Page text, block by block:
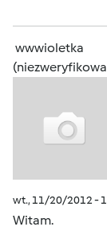
wwwioletka
wt., 11/20/2012 -
Witam.